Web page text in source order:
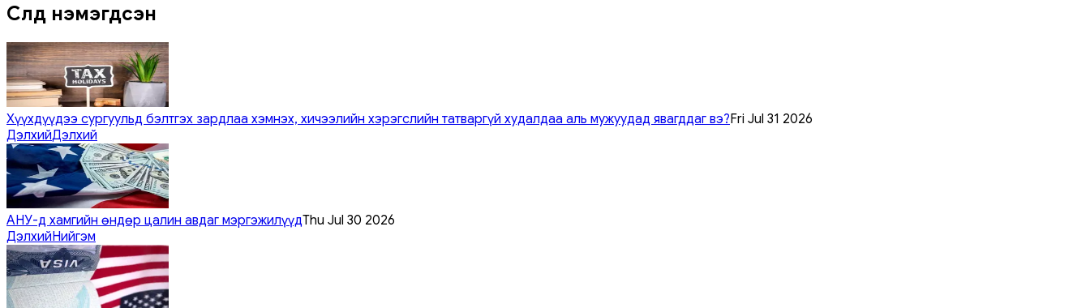
Сүүлд нэмэгдсэн
Хүүхдүүдээ сургуульд бэлтгэх зардлаа хэмнэх, хичээлийн хэрэгслийн татваргүй худалдаа аль мужуудад явагддаг вэ?Fri Jul 31 2026
ДэлхийДэлхий
АНУ-д хамгийн өндөр цалин авдаг мэргэжилүүдThu Jul 30 2026
ДэлхийНийгэм